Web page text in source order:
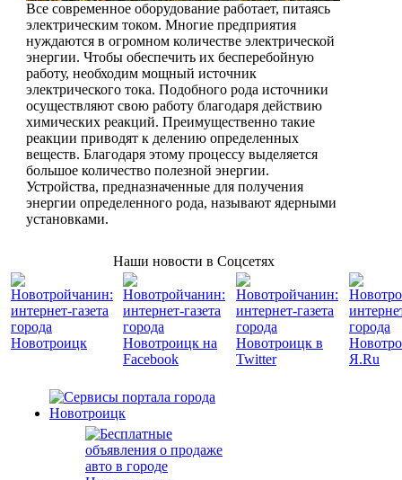
Все современное оборудование работает, питаясь
электрическим током. Многие предприятия
нуждаются в огромном количестве электрической
энергии. Чтобы обеспечить их бесперебойную
работу, необходим мощный источник
электрического тока. Подобного рода источники
осуществляют свою работу благодаря действию
химических реакций. Преимущественно такие
реакции приводят к делению определенных
веществ. Благодаря этому процессу выделяется
большое количество полезной энергии.
Устройства, предназначенные для получения
энергии определенного рода, называют ядерными
установками.
Наши новости в Соцсетях